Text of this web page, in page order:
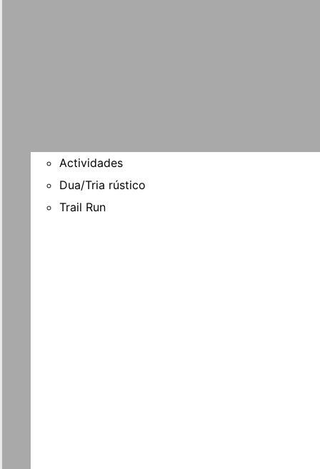
Actividades
Dua/Tria rústico
Trail Run